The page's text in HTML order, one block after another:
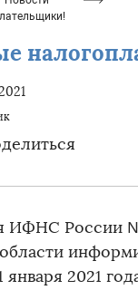
ИФНС России
2021